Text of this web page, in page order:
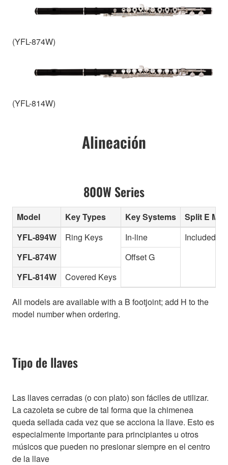
(YFL-874W)
(YFL-814W)
Alineación
800W Series
Model Key Types Key Systems
Split E
YFL-894W
Ring Keys In-line
Included
YFL-874W
Offset G
YFL-814W
Covered Keys
All models are available with a B footjoint; add H to the
model number when ordering.
Tipo de llaves
Las llaves cerradas (o con plato) son fáciles de utilizar.
La cazoleta se cubre de tal forma que la chimenea
queda sellada cada vez que se acciona la llave. Esto es
especialmente importante para principiantes u otros
músicos que pueden no presionar siempre en el centro
de la llave